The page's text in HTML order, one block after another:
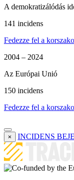
A demokratizálódás
141 incidens
Fedezze fel a
2004 – 2024
Az Európai Unió
150 incidens
Fedezze fel a
× INCIDENS